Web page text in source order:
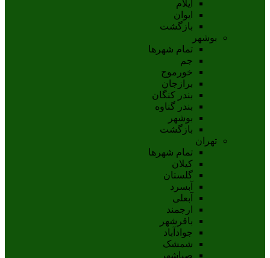
ايلام
ايوان
بازگشت
بوشهر
تمام شهر‌ها
جم
خورموج
برازجان
بندر کنگان
بندر گناوه
بوشهر
بازگشت
تهران
تمام شهر‌ها
کیلان
گلستان
آبسرد
آبعلی
ارجمند
باقرشهر
جوادآباد
شمشک
صباشهر